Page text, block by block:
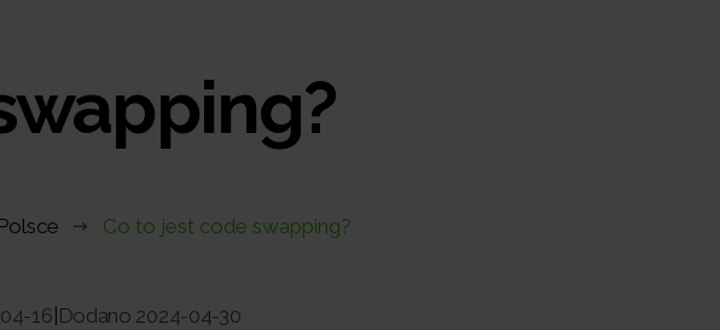
Co to jest code swapping?
16 Dodano 2024-04-30